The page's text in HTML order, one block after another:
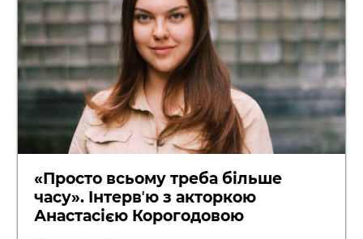
«Просто всьому треба більше
часу». Інтервʼю з акторкою
Анастасією Корогодовою